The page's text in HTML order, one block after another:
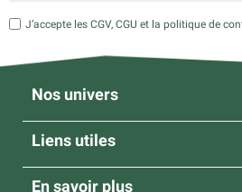
J’accepte les CGV, CGU et la politique de
Nos univers
Liens utiles
En savoir plus